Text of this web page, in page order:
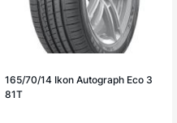
165/70/14 Ikon Autograph Eco 3
81T